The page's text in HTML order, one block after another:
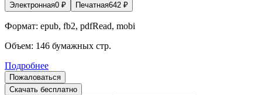
Электронная0 ₽ Печатная642 ₽
Формат: epub, fb2, pdfRead, mobi
Объем: 146 бумажных стр.
Подробнее
Пожаловаться
Скачать бесплатно